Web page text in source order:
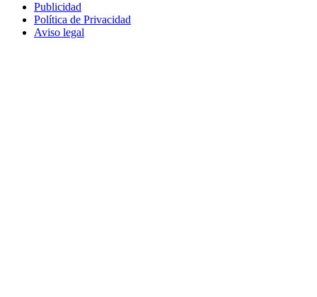
Publicidad
Política de Privacidad
Aviso legal